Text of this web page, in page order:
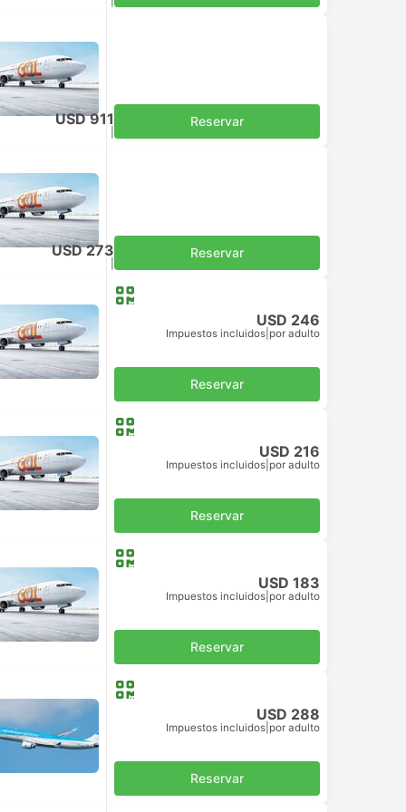
USD 911 Reservar
USD 273 Reservar
USD 246
Impuestos incluidos por adulto
Reservar
USD 216
Impuestos incluidos por adulto
Reservar
USD 183
Impuestos incluidos por adulto
Reservar
USD 288
Impuestos incluidos por adulto
Reservar